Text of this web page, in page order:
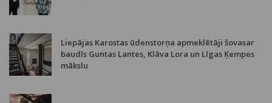
Liepājas Karostas ūdenstorņa apmeklētāji šovasar
baudīs Guntas Lantes, Klāva Lora un Līgas Ķempes
mākslu